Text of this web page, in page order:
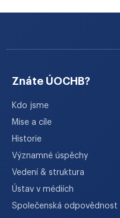
Znáte ÚOCHB?
Kdo jsme
Mise a cíle
Historie
Významné úspěchy
Vedení & struktura
Ústav v médiích
Společenská odpovědnost